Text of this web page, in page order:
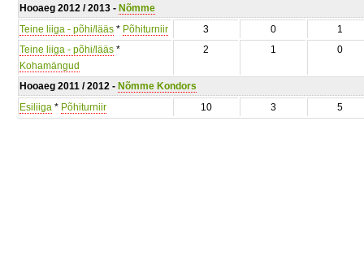
Hooaeg 2012 / 2013 - Nõmme
Teine liiga - põhi/lääs * Põhiturniir 3 0
1
Teine liiga - põhi/lääs *
Kohamängud
2 1 0
Hooaeg 2011 / 2012 - Nõmme Kondors
Esiliiga * Põhiturniir 10 3 5